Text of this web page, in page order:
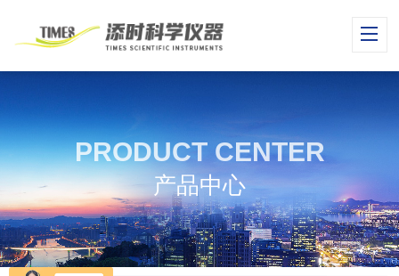
PRODUCT CENTER
产品中心